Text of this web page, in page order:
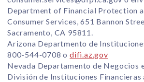
Department of Financial Protection
Consumer Services, 651 Bannon
Sacramento, CA 95811.
Arizona Departmento de
800-544-0708 odifi.az.gov
Nevada Departamento de Negocios
División de Instituciones